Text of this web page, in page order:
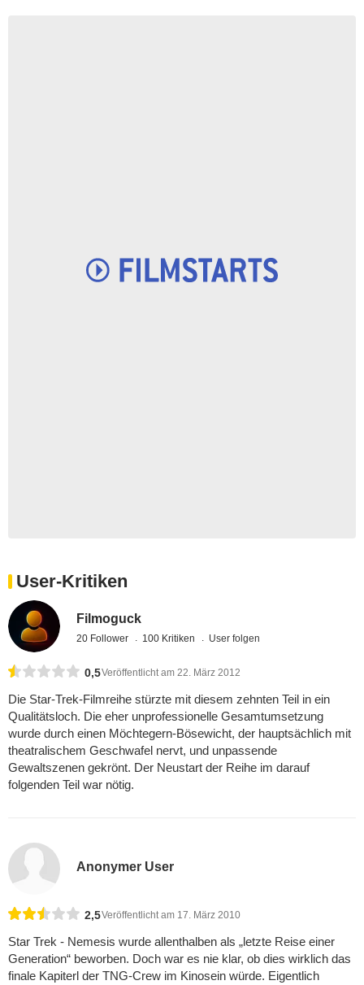
User-Kritiken
Filmoguck
20 Follower 100 Kritiken User folgen
0,5Veröffentlicht am 22. März 2012
Die Star-Trek-Filmreihe stürzte mit diesem zehnten Teil in ein
Qualitätsloch. Die eher unprofessionelle Gesamtumsetzung
wurde durch einen Möchtegern-Bösewicht, der hauptsächlich mit
theatralischem Geschwafel nervt, und unpassende
Gewaltszenen gekrönt. Der Neustart der Reihe im darauf
folgenden Teil war nötig.
Anonymer User
2,5Veröffentlicht am 17. März 2010
Star Trek - Nemesis wurde allenthalben als „letzte Reise einer
Generation“ beworben. Doch war es nie klar, ob dies wirklich das
finale Kapiterl der TNG-Crew im Kinosein würde. Eigentlich